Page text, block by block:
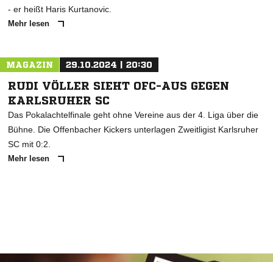
- er heißt Haris Kurtanovic.
Mehr lesen
MAGAZIN 29.10.2024 | 20:30
RUDI VÖLLER SIEHT OFC-AUS GEGEN
KARLSRUHER SC
Das Pokalachtelfinale geht ohne Vereine aus der 4. Liga über die
Bühne. Die Offenbacher Kickers unterlagen Zweitligist Karlsruher
SC mit 0:2.
Mehr lesen